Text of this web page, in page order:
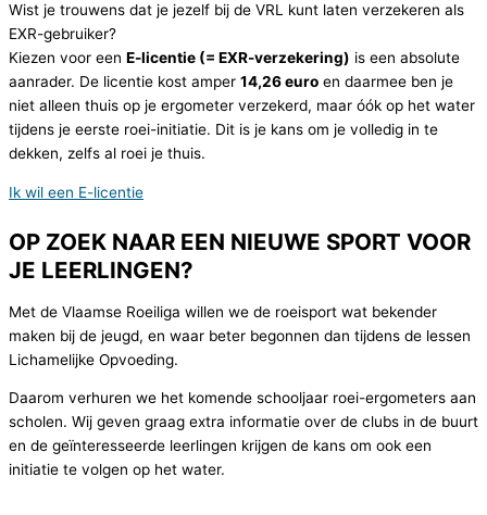
Wist je trouwens dat je jezelf bij de VRL kunt laten verzekeren als
EXR-gebruiker?
Kiezen voor een E-licentie (= EXR-verzekering) is een absolute
aanrader. De licentie kost amper 14,26 euro en daarmee ben je
niet alleen thuis op je ergometer verzekerd, maar óók op het water
tijdens je eerste roei-initiatie. Dit is je kans om je volledig in te
dekken, zelfs al roei je thuis.
Ik wil een E-licentie
OP ZOEK NAAR EEN NIEUWE SPORT VOOR
JE LEERLINGEN?
Met de Vlaamse Roeiliga willen we de roeisport wat bekender
maken bij de jeugd, en waar beter begonnen dan tijdens de lessen
Lichamelijke Opvoeding.
Daarom verhuren we het komende schooljaar roei-ergometers aan
scholen. Wij geven graag extra informatie over de clubs in de buurt
en de geïnteresseerde leerlingen krijgen de kans om ook een
initiatie te volgen op het water.